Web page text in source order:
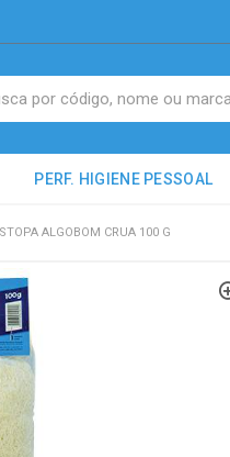
PERF. HIGIENE PESSOAL
ALGOBOM CRUA 100 G